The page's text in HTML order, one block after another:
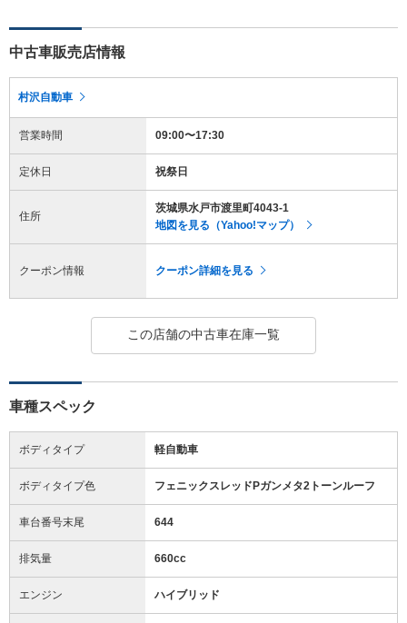
中古車販売店情報
村沢自動車
営業時間 09:00〜17:30
定休日 祝祭日
住所
茨城県水戸市渡里町4043-1
地図を見る（Yahoo!マップ）
クーポン情報 クーポン詳細を見る
この店舗の中古車在庫一覧
車種スペック
ボディタイプ 軽自動車
ボディタイプ色 フェニックスレッドPガンメタ2トーンルーフ
車台番号末尾 644
排気量 660cc
エンジン ハイブリッド